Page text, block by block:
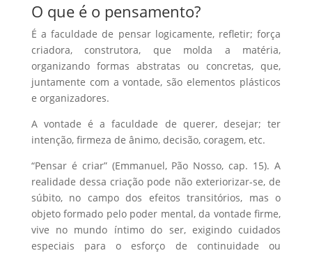
O que é o pensamento?
É a faculdade de pensar logicamente, refletir; força
criadora, construtora, que molda a matéria,
organizando formas abstratas ou concretas, que,
juntamente com a vontade, são elementos plásticos
e organizadores.
A vontade é a faculdade de querer, desejar; ter
intenção, firmeza de ânimo, decisão, coragem, etc.
“Pensar é criar” (Emmanuel, Pão Nosso, cap. 15). A
realidade dessa criação pode não exteriorizar-se, de
súbito, no campo dos efeitos transitórios, mas o
objeto formado pelo poder mental, da vontade firme,
vive no mundo íntimo do ser, exigindo cuidados
especiais para o esforço de continuidade ou